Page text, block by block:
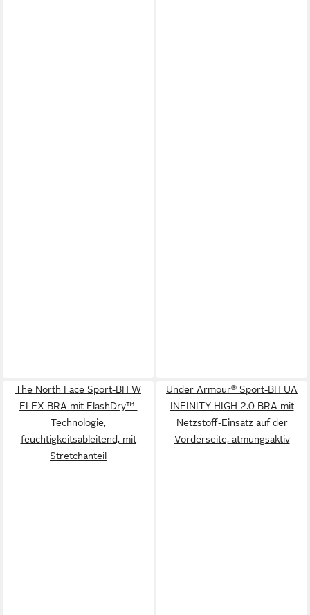
The North Face Sport-BH W
FLEX BRA mit FlashDry™-
Technologie,
feuchtigkeitsableitend, mit
Stretchanteil
Under Armour® Sport-BH UA
INFINITY HIGH 2.0 BRA mit
Netzstoff-Einsatz auf der
Vorderseite, atmungsaktiv